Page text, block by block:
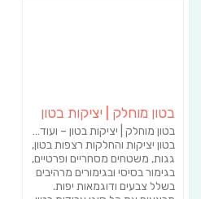
בטון מוחלק | יציקות בטון
בטון מוחלק | יציקות בטון – ועוד…
בטון יציקות והחלקות רצפות בטון,
גגות, משטחים מסחריים ופרטיים,
בגימור בסיסי ובגימורים מרהיבים
בשלל צבעים ודוגמאות יפות.